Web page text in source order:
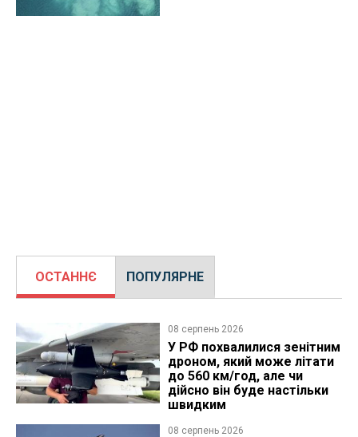
ОСТАННЄ ПОПУЛЯРНЕ
08 серпень 2026
У РФ похвалилися зенітним
дроном, який може літати
до 560 км/год, але чи
дійсно він буде настільки
швидким
08 серпень 2026